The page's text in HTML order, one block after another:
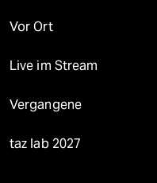
Vor Ort
Live im Stream
Vergangene
taz lab 2027